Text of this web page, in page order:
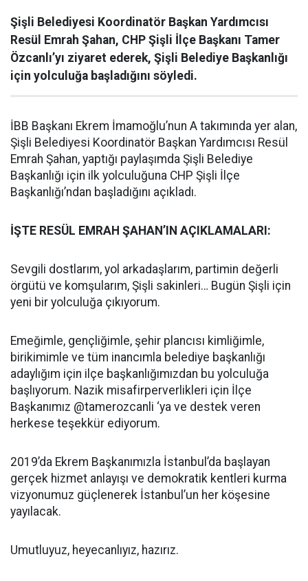
Şişli Belediyesi Koordinatör Başkan Yardımcısı
Resül Emrah Şahan, CHP Şişli İlçe Başkanı Tamer
Özcanlı’yı ziyaret ederek, Şişli Belediye Başkanlığı
için yolculuğa başladığını söyledi.
İBB Başkanı Ekrem İmamoğlu’nun A takımında yer alan,
Şişli Belediyesi Koordinatör Başkan Yardımcısı Resül
Emrah Şahan, yaptığı paylaşımda Şişli Belediye
Başkanlığı için ilk yolculuğuna CHP Şişli İlçe
Başkanlığı’ndan başladığını açıkladı.
İŞTE RESÜL EMRAH ŞAHAN’IN AÇIKLAMALARI:
Sevgili dostlarım, yol arkadaşlarım, partimin değerli
örgütü ve komşularım, Şişli sakinleri… Bugün Şişli için
yeni bir yolculuğa çıkıyorum.
Emeğimle, gençliğimle, şehir plancısı kimliğimle,
birikimimle ve tüm inancımla belediye başkanlığı
adaylığım için ilçe başkanlığımızdan bu yolculuğa
başlıyorum. Nazik misafirperverlikleri için İlçe
Başkanımız @tamerozcanli ‘ya ve destek veren
herkese teşekkür ediyorum.
2019’da Ekrem Başkanımızla İstanbul’da başlayan
gerçek hizmet anlayışı ve demokratik kentleri kurma
vizyonumuz güçlenerek İstanbul’un her köşesine
yayılacak.
Umutluyuz, heyecanlıyız, hazırız.